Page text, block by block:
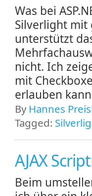
Was bei
Silverlight mit
unterstützt
nicht. Ich
mit
erlauben
By Hannes
Tagged:
AJAX
Beim